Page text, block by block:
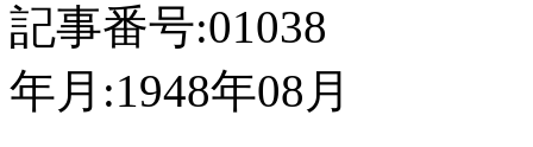
記事番号:01038
年月:1948年08月